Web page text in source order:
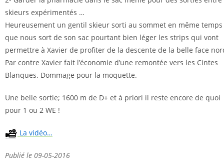
skieurs expérimentés …
Heureusement un gentil skieur sorti au sommet en même temps
que nous sort de son sac pourtant bien léger les strips qui vont
permettre à Xavier de profiter de la descente de la belle face
Par contre Xavier fait l’économie d’une remontée vers les Cintes
Blanques. Dommage pour la moquette.
Une belle sortie; 1600 m de D+ et à priori il reste encore de quoi
pour 1 ou 2 WE !
La vidéo…
Publié le 09-05-2016